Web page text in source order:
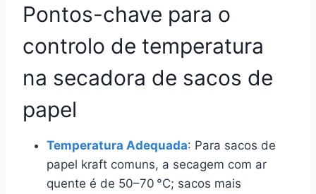
Pontos-chave para o
controlo de temperatura
na secadora de sacos de
papel
Temperatura Adequada: Para sacos de
papel kraft comuns, a secagem com ar
quente é de 50–70 °C; sacos mais